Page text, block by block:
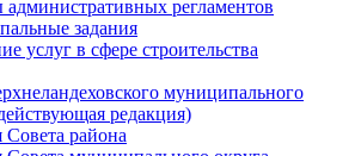
регламентов
задания
услуг в сфере строительства
муниципального
редакция)
района